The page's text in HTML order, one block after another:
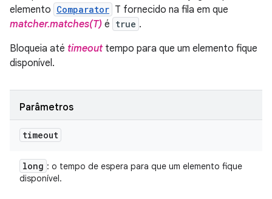
elemento Comparator T fornecido na fila em que
matcher.matches(T) é true .
Bloqueia até timeouttempo para que um elemento fique
disponível.
Parâmetros
timeout
long : o tempo de espera para que um elemento fique
disponível.